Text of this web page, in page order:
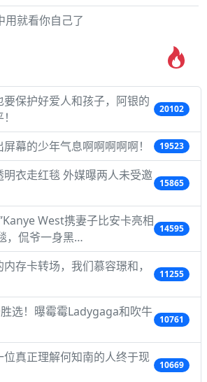
用就看你自己了
要保护好爱人和孩子，阿银的
20102
幕的少年气息啊啊啊啊啊！ 19523
衣走红毯 外媒曝两人未受邀
15865
West携妻子比安卡亮相
，侃爷一身黑…
14595
存卡转场，我们慕容璟和，
11255
选！曝霉霉Ladygaga和吹牛
10761
位真正理解何知南的人终于现
10669